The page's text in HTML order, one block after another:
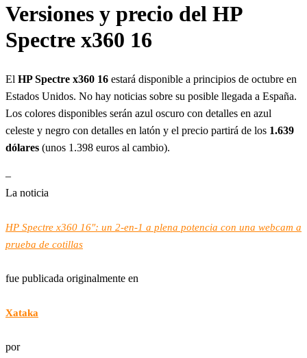
Versiones y precio del HP
Spectre x360 16
El HP Spectre x360 16 estará disponible a principios de octubre en
Estados Unidos. No hay noticias sobre su posible llegada a España.
Los colores disponibles serán azul oscuro con detalles en azul
celeste y negro con detalles en latón y el precio partirá de los 1.639
dólares (unos 1.398 euros al cambio).
–
La noticia
HP Spectre x360 16″: un 2-en-1 a plena potencia con una webcam a
prueba de cotillas
fue publicada originalmente en
Xataka
por